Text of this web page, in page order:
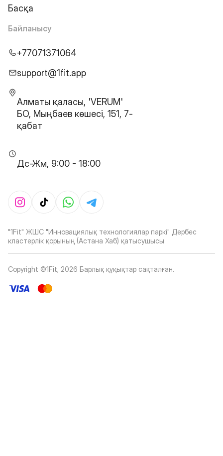
Басқа
Байланысу
+77071371064
support@1fit.app
Алматы қаласы, 'VERUM'
БО, Мыңбаев көшесі, 151, 7-
қабат
Дс-Жм, 9:00 - 18:00
"1Fit" ЖШС "Инновациялық технологиялар паркі" Дербес
кластерлік қорының (Астана Хаб) қатысушысы
Copyright ©1Fit, 2026 Барлық құқықтар сақталған.